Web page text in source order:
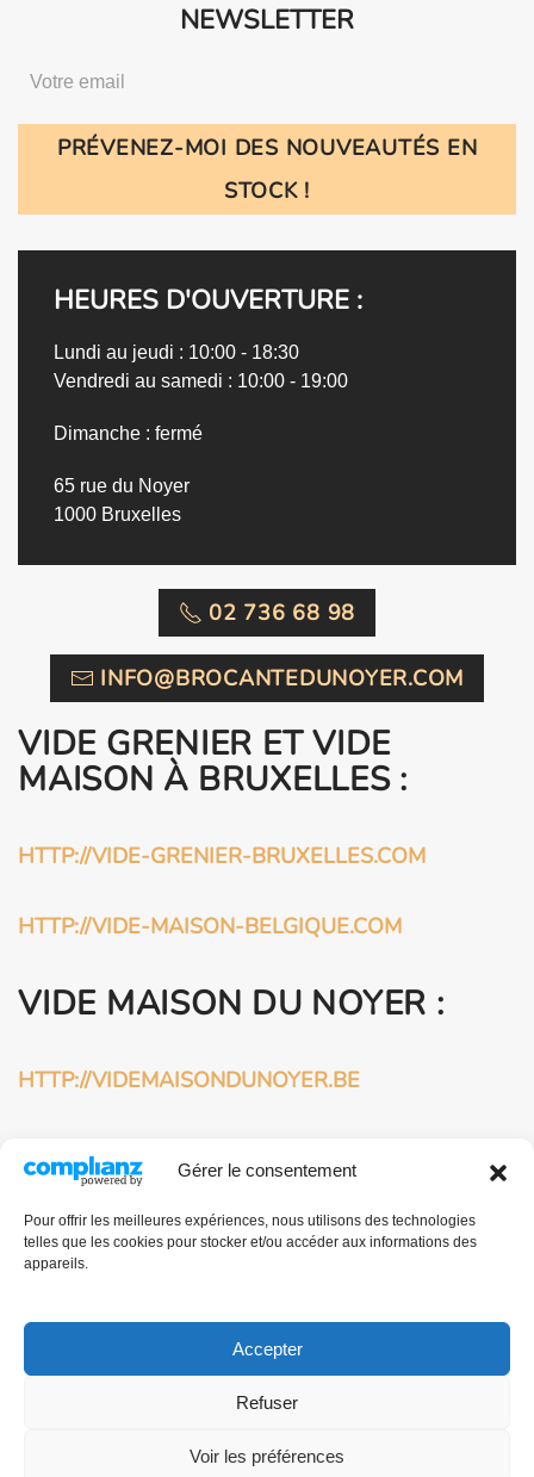
Gérer le consentement
Pour offrir les meilleures expériences, nous utilisons des technologies
telles que les cookies pour stocker et/ou accéder aux informations des
appareils.
Accepter
Refuser
Voir les préférences
NEWSLETTER
PRÉVENEZ-MOI DES NOUVEAUTÉS EN
STOCK !
HEURES D'OUVERTURE :
Lundi au jeudi : 10:00 - 18:30
Vendredi au samedi : 10:00 - 19:00
Dimanche : fermé
65 rue du Noyer
1000 Bruxelles
02 736 68 98
INFO@BROCANTEDUNOYER.COM
VIDE GRENIER ET VIDE
MAISON À BRUXELLES :
HTTP://VIDE-GRENIER-BRUXELLES.COM
HTTP://VIDE-MAISON-BELGIQUE.COM
VIDE MAISON DU NOYER :
HTTP://VIDEMAISONDUNOYER.BE
HTTP://VIDEMAISONDUNOYER.COM
BROCANTEUR
PROFESSIONNEL À
HTTP://BROCANTE-BRUXELLES.COM